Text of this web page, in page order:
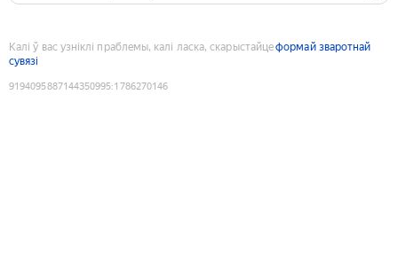
Калі ў вас узніклі праблемы, калі ласка, скарыстайцеформай зваротнай
сувязі
9194095887144350995:1786270146